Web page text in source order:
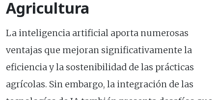
Agricultura
La inteligencia artificial aporta numerosas
ventajas que mejoran significativamente la
eficiencia y la sostenibilidad de las prácticas
agrícolas. Sin embargo, la integración de las